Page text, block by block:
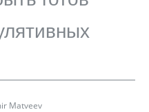
Matveev